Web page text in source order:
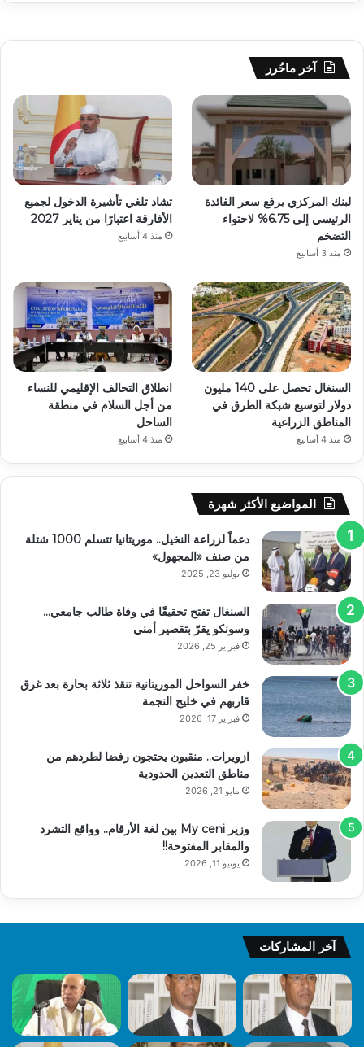
آخر ماحُرر
لبنك المركزي يرفع سعر الفائدة
الرئيسي إلى 6.75% لاحتواء
التضخم
منذ 3 أسابيع
تشاد تلغي تأشيرة الدخول لجميع
الأفارقة اعتبارًا من يناير 2027
منذ 4 أسابيع
السنغال تحصل على 140 مليون
دولار لتوسيع شبكة الطرق في
المناطق الزراعية
منذ 4 أسابيع
انطلاق التحالف الإقليمي للنساء
من أجل السلام في منطقة
الساحل
منذ 4 أسابيع
المواضيع الأكثر شهرة
دعماً لزراعة النخيل.. موريتانيا تتسلم 1000 شتلة
من صنف «المجهول»
يوليو 23, 2025
السنغال تفتح تحقيقًا في وفاة طالب جامعي…
وسونكو يقرّ بتقصير أمني
فبراير 25, 2026
خفر السواحل الموريتانية تنقذ ثلاثة بحارة بعد غرق
قاربهم في خليج النجمة
فبراير 17, 2026
ازويرات.. منقبون يحتجون رفضا لطردهم من
مناطق التعدين الحدودية
مايو 21, 2026
وزير My ceni بين لغة الأرقام.. وواقع التشرد
والمقابر المفتوحة!!
يونيو 11, 2026
آخر المشاركات